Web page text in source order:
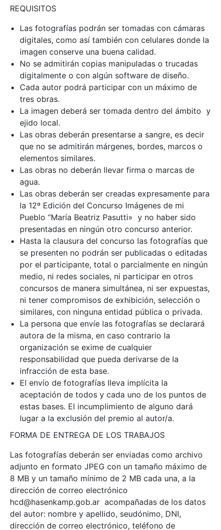
REQUISITOS
Las fotografías podrán ser tomadas con cámaras
digitales, como así también con celulares donde la
imagen conserve una buena calidad.
No se admitirán copias manipuladas o trucadas
digitalmente o con algún software de diseño.
Cada autor podrá participar con un máximo de
tres obras.
La imagen deberá ser tomada dentro del ámbito y
ejido local.
Las obras deberán presentarse a sangre, es decir
que no se admitirán márgenes, bordes, marcos o
elementos similares.
Las obras no deberán llevar firma o marcas de
agua.
Las obras deberán ser creadas expresamente para
la 12º Edición del Concurso Imágenes de mi
Pueblo “María Beatriz Pasutti» y no haber sido
presentadas en ningún otro concurso anterior.
Hasta la clausura del concurso las fotografías que
se presenten no podrán ser publicadas o editadas
por el participante, total o parcialmente en ningún
medio, ni redes sociales, ni participar en otros
concursos de manera simultánea, ni ser expuestas,
ni tener compromisos de exhibición, selección o
similares, con ninguna entidad pública o privada.
La persona que envíe las fotografías se declarará
autora de la misma, en caso contrario la
organización se exime de cualquier
responsabilidad que pueda derivarse de la
infracción de esta base.
El envío de fotografías lleva implícita la
aceptación de todos y cada uno de los puntos de
estas bases. El incumplimiento de alguno dará
lugar a la exclusión del premio al autor/a.
FORMA DE ENTREGA DE LOS TRABAJOS
Las fotografías deberán ser enviadas como archivo
adjunto en formato JPEG con un tamaño máximo de
8 MB y un tamaño mínimo de 2 MB cada una, a la
dirección de correo electrónico
hcd@hasenkamp.gob.ar acompañadas de los datos
del autor: nombre y apellido, seudónimo, DNI,
dirección de correo electrónico, teléfono de